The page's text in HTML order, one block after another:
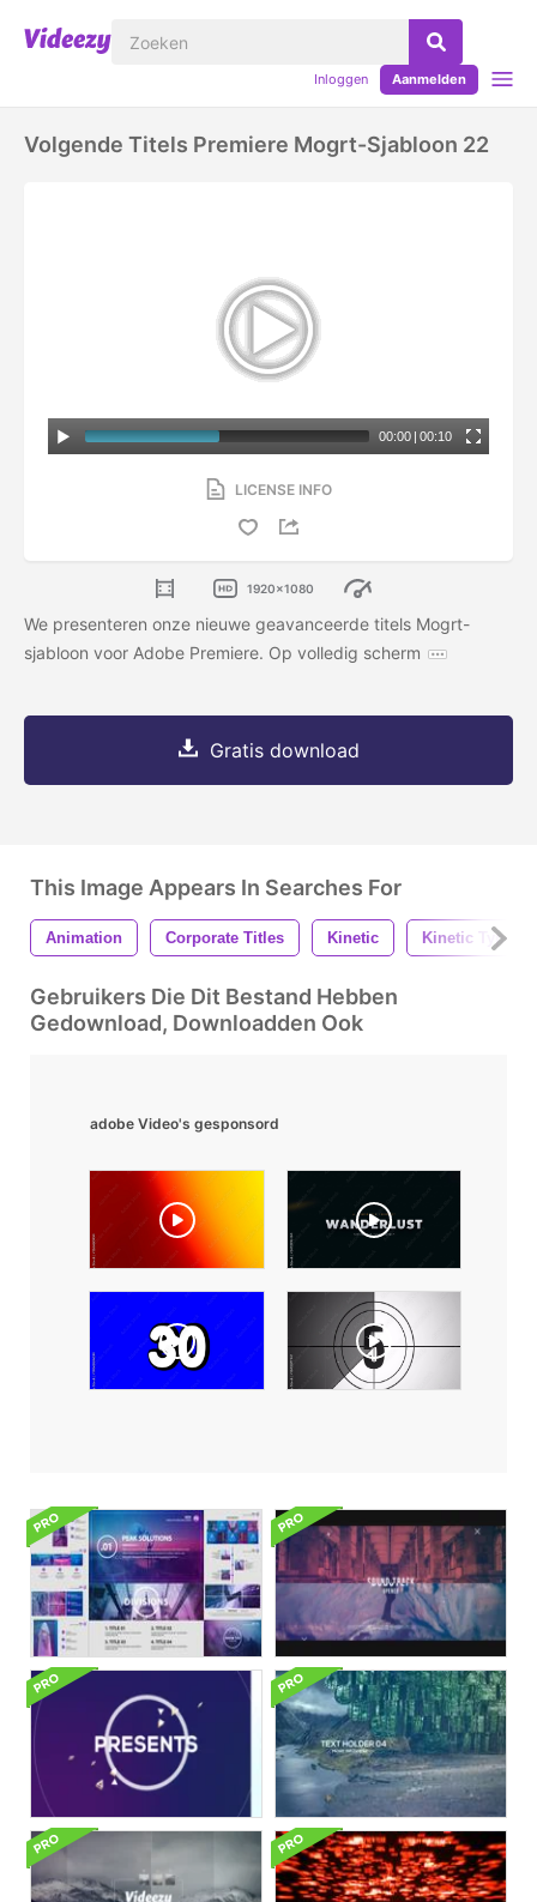
Inloggen Aanmelden
Volgende Titels Premiere Mogrt-Sjabloon 22
00:00 | 00:10
LICENSE INFO
1920x1080
We presenteren onze nieuwe geavanceerde titels Mogrt-
sjabloon voor Adobe Premiere. Op volledig scherm
Gratis download
This Image Appears In Searches For
Animation Corporate Titles Kinetic Kinetic Typo
Gebruikers Die Dit Bestand Hebben
Gedownload, Downloadden Ook
adobe Video's gesponsord